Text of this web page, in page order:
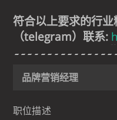
符合以上要求的行
（telegram）联系:
品牌营销经理
职位描述